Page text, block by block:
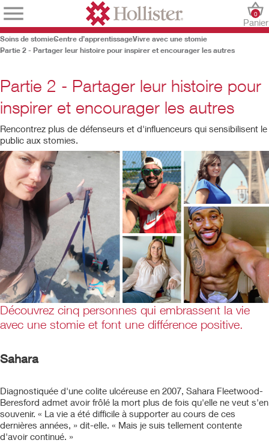
Panier
0
Soins de stomieCentre d’apprentissageVivre avec une stomie
Partie 2 - Partager leur histoire pour inspirer et encourager les autres
Partie 2 - Partager leur histoire pour
inspirer et encourager les autres
Rencontrez plus de défenseurs et d'influenceurs qui sensibilisent le
public aux stomies.
Découvrez cinq personnes qui embrassent la vie
avec une stomie et font une différence positive.
Sahara
Diagnostiquée d'une colite ulcéreuse en 2007, Sahara Fleetwood-
Beresford admet avoir frôlé la mort plus de fois qu'elle ne veut s'en
souvenir. « La vie a été difficile à supporter au cours de ces
dernières années, » dit-elle. « Mais je suis tellement contente
d'avoir continué. »